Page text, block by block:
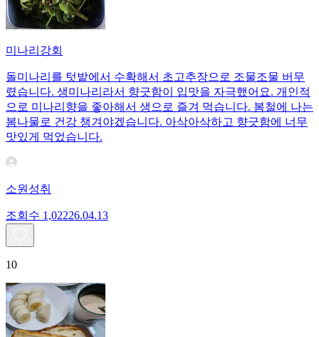
미나리강회
돌미나리를 텃밭에서 수확해서 초고추장으로 조물조물 버무
렸습니다. 생미나리라서 향긋함이 입맛을 자극했어요. 개인적
으로 미나리향을 좋아해서 생으로 즐겨 먹습니다. 봄철에 나는
봄나물로 건강 챙겨야겠습니다. 아삭아삭하고 향긋함에 너무
맛있게 먹었습니다.
소원성취
조회수 1,02226.04.13
10